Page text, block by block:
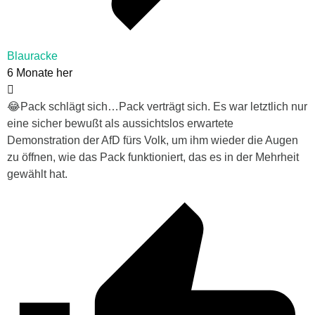
Blauracke
6 Monate her
😂Pack schlägt sich…Pack verträgt sich. Es war letztlich nur
eine sicher bewußt als aussichtslos erwartete
Demonstration der AfD fürs Volk, um ihm wieder die Augen
zu öffnen, wie das Pack funktioniert, das es in der Mehrheit
gewählt hat.